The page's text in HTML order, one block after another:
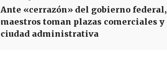
Ante «cerrazón» del gobierno federal,
maestros toman plazas comerciales y
ciudad administrativa